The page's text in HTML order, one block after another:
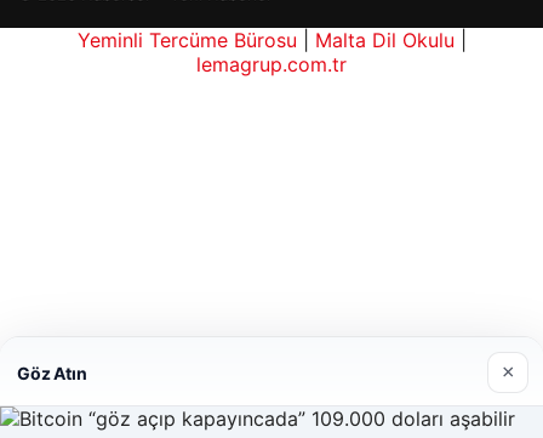
Göz Atın ×
Yeminli Tercüme Bürosu Malta Dil Okulu
lemagrup.com.tr